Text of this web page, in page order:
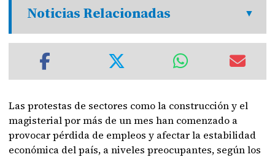
Noticias Relacionadas
Las protestas de sectores como la construcción y el
magisterial por más de un mes han comenzado a
provocar pérdida de empleos y afectar la estabilidad
económica del país, a niveles preocupantes, según los